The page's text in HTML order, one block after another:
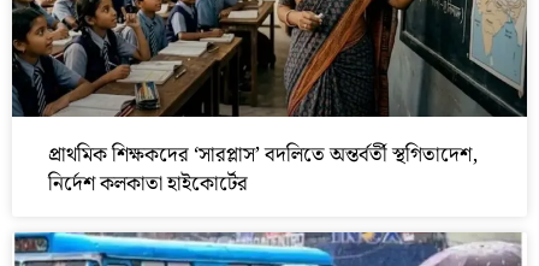
প্রাথমিক শিক্ষকদের ‘সারপ্লাস’ বদলিতে অন্তর্বর্তী স্থগিতাদেশ,
নির্দেশ কলকাতা হাইকোর্টের